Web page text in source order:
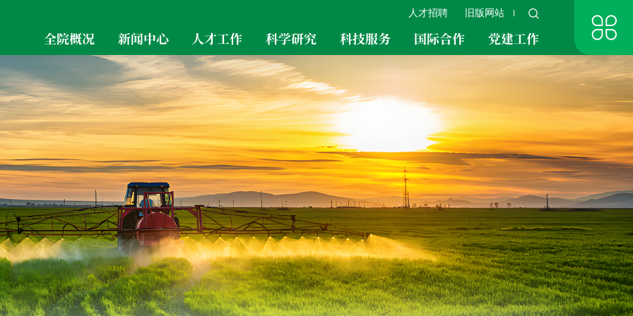
人才招聘 旧版网站
全院概况 新闻中心 人才工作 科学研究 科技服务 国际合作 党建工作